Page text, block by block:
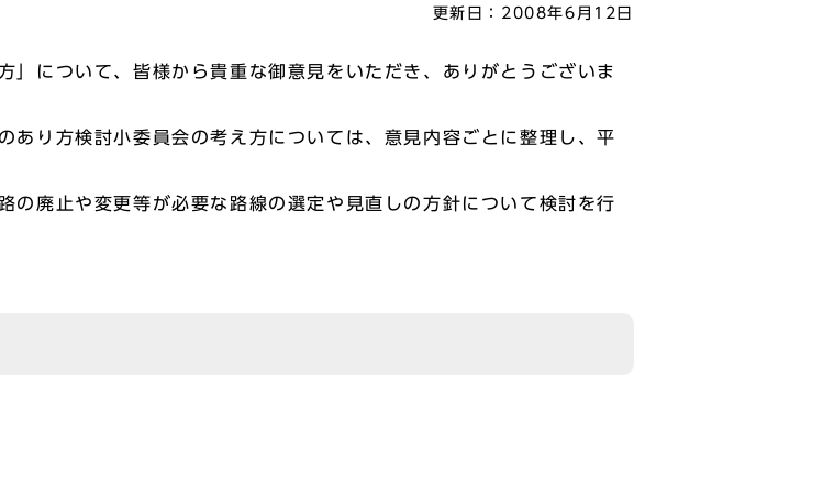
更新日： 2008年6月12日
について、皆様から貴重な御意見をいただき、ありがとうございま
り方検討小委員会の考え方については、意見内容ごとに整理し、平
廃止や変更等が必要な路線の選定や見直しの方針について検討を行